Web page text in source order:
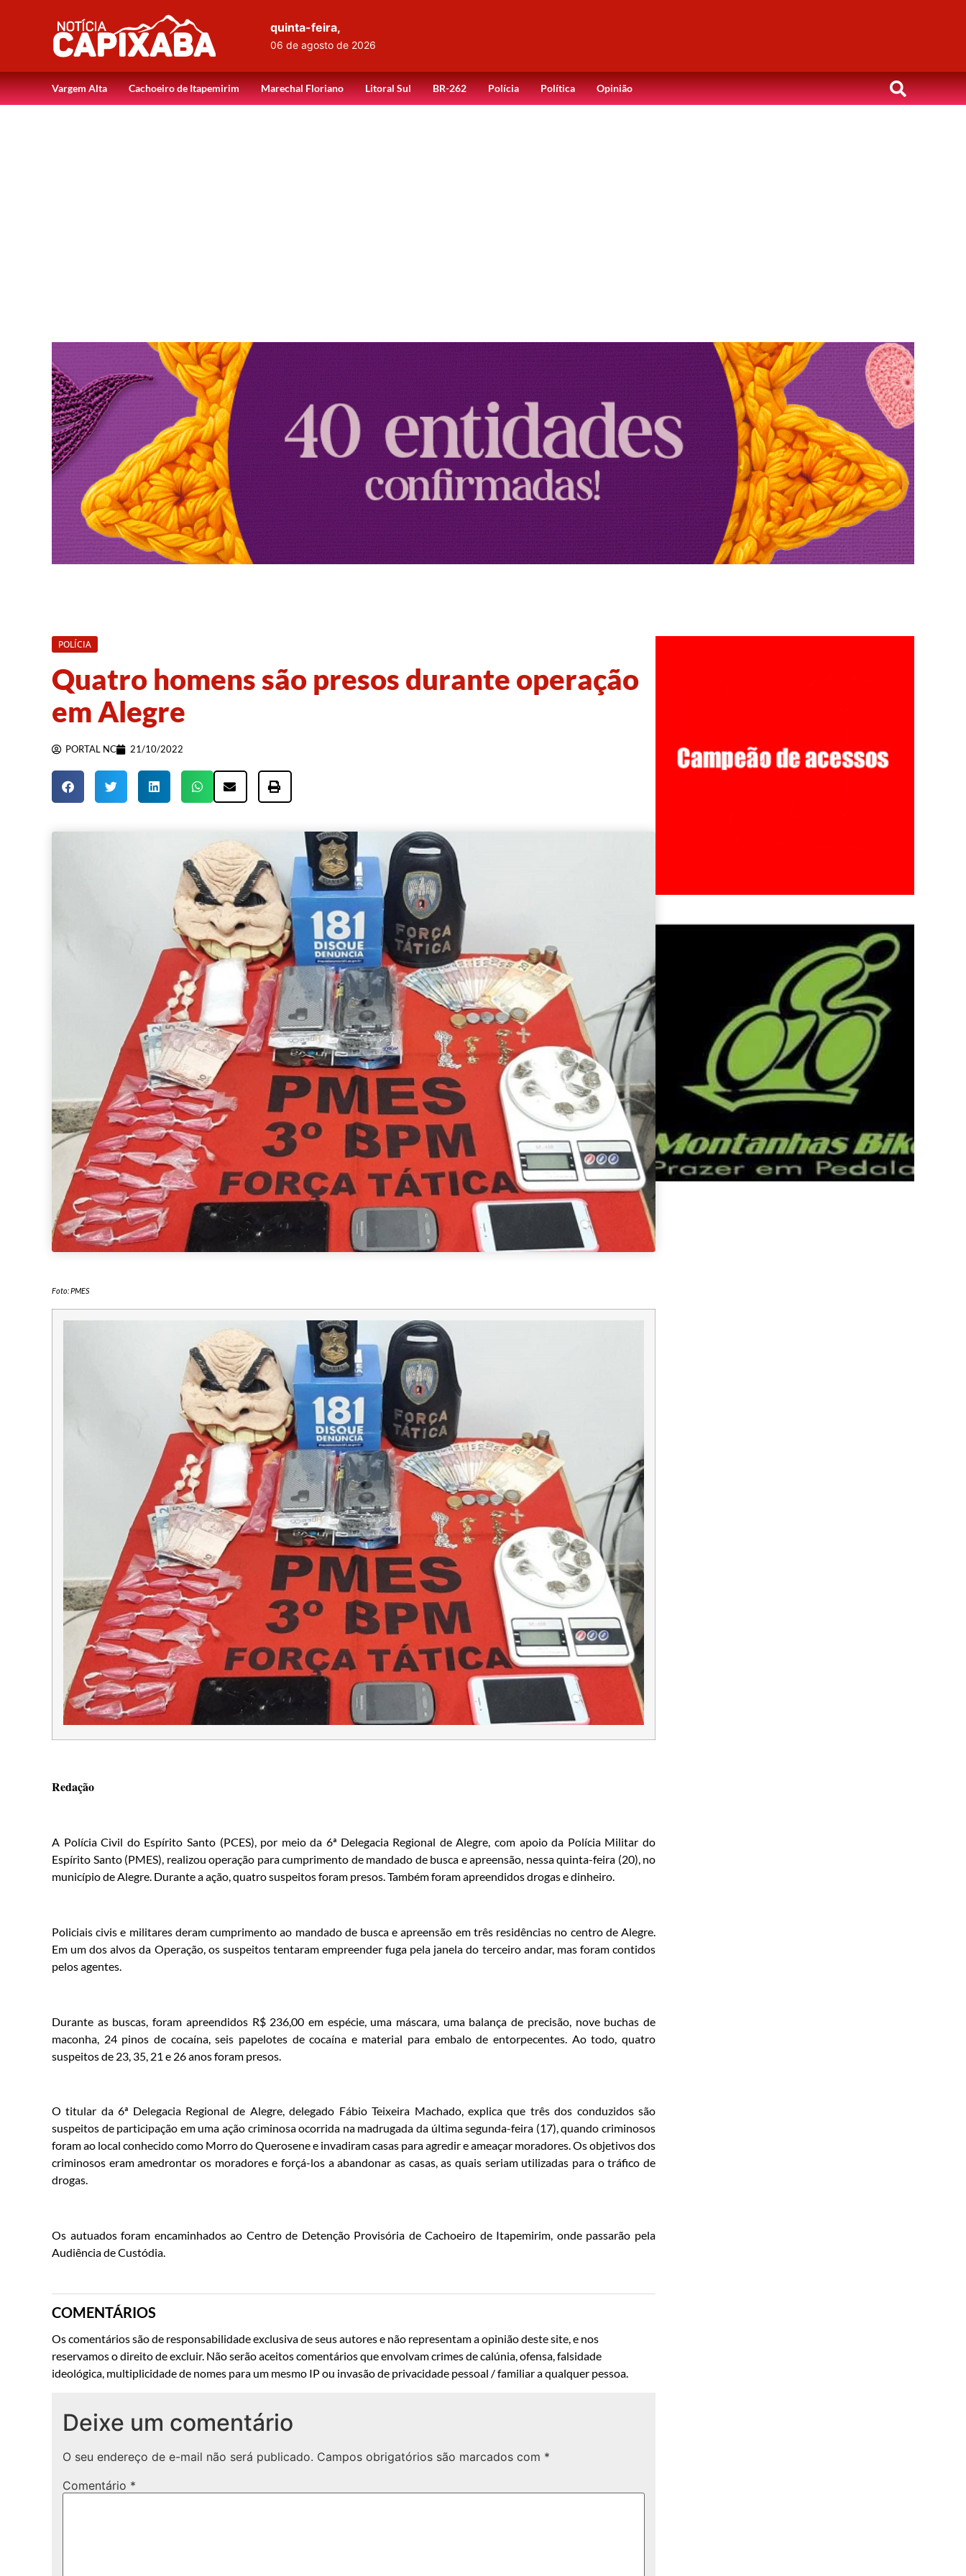
quinta-feira,
06 de agosto de 2026
Vargem Alta Cachoeiro de Itapemirim Marechal Floriano Litoral Sul BR-262 Polícia Política Opinião
POLÍCIA
Quatro homens são presos durante operação
em Alegre
PORTAL NC 21/10/2022
Foto: PMES
Redação
A Polícia Civil do Espírito Santo (PCES), por meio da 6ª Delegacia Regional de Alegre, com apoio da Polícia Militar do
Espírito Santo (PMES), realizou operação para cumprimento de mandado de busca e apreensão, nessa quinta-feira (20), no
município de Alegre. Durante a ação, quatro suspeitos foram presos. Também foram apreendidos drogas e dinheiro.
Policiais civis e militares deram cumprimento ao mandado de busca e apreensão em três residências no centro de Alegre.
Em um dos alvos da Operação, os suspeitos tentaram empreender fuga pela janela do terceiro andar, mas foram contidos
pelos agentes.
Durante as buscas, foram apreendidos R$ 236,00 em espécie, uma máscara, uma balança de precisão, nove buchas de
maconha, 24 pinos de cocaína, seis papelotes de cocaína e material para embalo de entorpecentes. Ao todo, quatro
suspeitos de 23, 35, 21 e 26 anos foram presos.
O titular da 6ª Delegacia Regional de Alegre, delegado Fábio Teixeira Machado, explica que três dos conduzidos são
suspeitos de participação em uma ação criminosa ocorrida na madrugada da última segunda-feira (17), quando criminosos
foram ao local conhecido como Morro do Querosene e invadiram casas para agredir e ameaçar moradores. Os objetivos dos
criminosos eram amedrontar os moradores e forçá-los a abandonar as casas, as quais seriam utilizadas para o tráfico de
drogas.
Os autuados foram encaminhados ao Centro de Detenção Provisória de Cachoeiro de Itapemirim, onde passarão pela
Audiência de Custódia.
COMENTÁRIOS
Os comentários são de responsabilidade exclusiva de seus autores e não representam a opinião deste site, e nos
reservamos o direito de excluir. Não serão aceitos comentários que envolvam crimes de calúnia, ofensa, falsidade
ideológica, multiplicidade de nomes para um mesmo IP ou invasão de privacidade pessoal / familiar a qualquer pessoa.
Deixe um comentário
O seu endereço de e-mail não será publicado. Campos obrigatórios são marcados com *
Comentário *